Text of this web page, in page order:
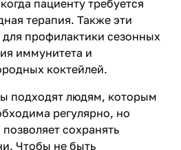
пациенту требуется
терапия. Также эти
профилактики сезонных
иммунитета и
коктейлей.
подходят людям, которым
регулярно, но
сохранять
Чтобы не быть